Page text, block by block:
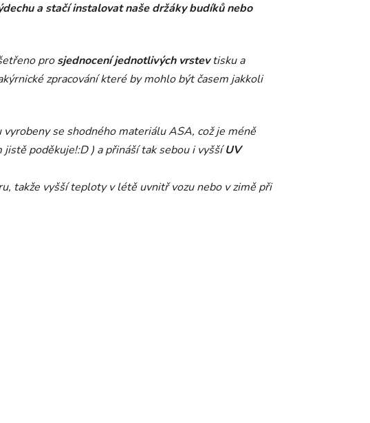
a stačí instalovat naše držáky budíků nebo
prosjednocení jednotlivých vrstevtisku a
zpracování které by mohlo být časem jakkoli
se shodného materiálu ASA, což je méně
poděkuje!:D ) a přináší tak sebou i vyššíUV
takže vyšší teploty v létě uvnitř vozu nebo v zimě při